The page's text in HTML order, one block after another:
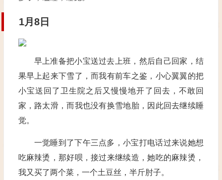
1月 8日
早上准备把小宝送过去上班，然后自己回家，结
果早上起来下雪了，而我有前车之鉴，小心翼翼的把
小宝送回了卫生院之后又慢慢地开了回去，不敢回
家，路太滑，而我也没有换雪地胎，因此回去继续睡
觉。
一觉睡到了下午三点多，小宝打电话过来说她想
吃麻辣烫，那好呗，接过来继续造，她吃的麻辣烫，
我又买了两个菜，一个土豆丝，半斤肘子。